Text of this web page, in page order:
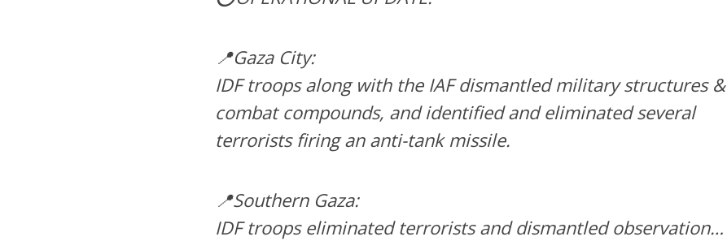
📍Gaza City:
IDF troops along with the IAF dismantled military structures &
combat compounds, and identified and eliminated several
terrorists firing an anti-tank missile.
📍Southern Gaza:
IDF troops eliminated terrorists and dismantled observation…